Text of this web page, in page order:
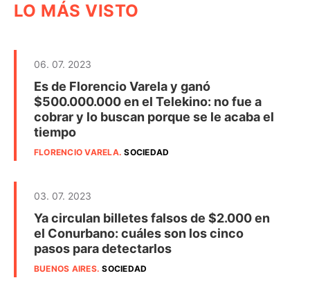
LO MÁS VISTO
06. 07. 2023
Es de Florencio Varela y ganó
$500.000.000 en el Telekino: no fue a
cobrar y lo buscan porque se le acaba el
tiempo
FLORENCIO VARELA.SOCIEDAD
03. 07. 2023
Ya circulan billetes falsos de $2.000 en
el Conurbano: cuáles son los cinco
pasos para detectarlos
BUENOS AIRES.SOCIEDAD